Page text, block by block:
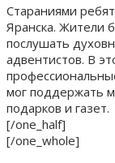
Стараниями
Яранска. Жители
послушать
адвентистов. В
мог поддержать
подарков и газет.
[/one_half]
[/one_whole]